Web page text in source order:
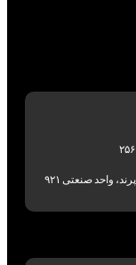
واحد صنعتی ۹۲۱